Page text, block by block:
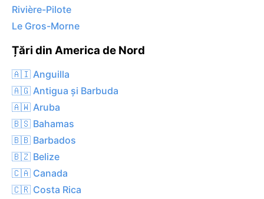
Rivière-Pilote
Le Gros-Morne
Țări din America de Nord
🇦🇮 Anguilla
🇦🇬 Antigua și Barbuda
🇦🇼 Aruba
🇧🇸 Bahamas
🇧🇧 Barbados
🇧🇿 Belize
🇨🇦 Canada
🇨🇷 Costa Rica